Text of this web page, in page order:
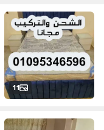
11